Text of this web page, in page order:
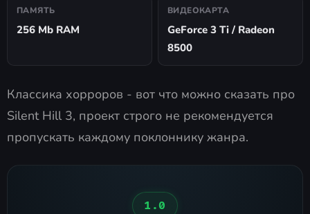
ПАМЯТЬ
256 Mb RAM
ВИДЕОКАРТА
GeForce 3 Ti / Radeon
8500
Классика хорроров - вот что можно сказать про
Silent Hill 3, проект строго не рекомендуется
пропускать каждому поклоннику жанра.
1.0